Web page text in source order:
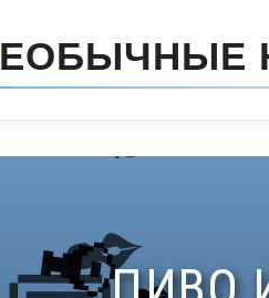
ЕОБЫЧНЫЕ